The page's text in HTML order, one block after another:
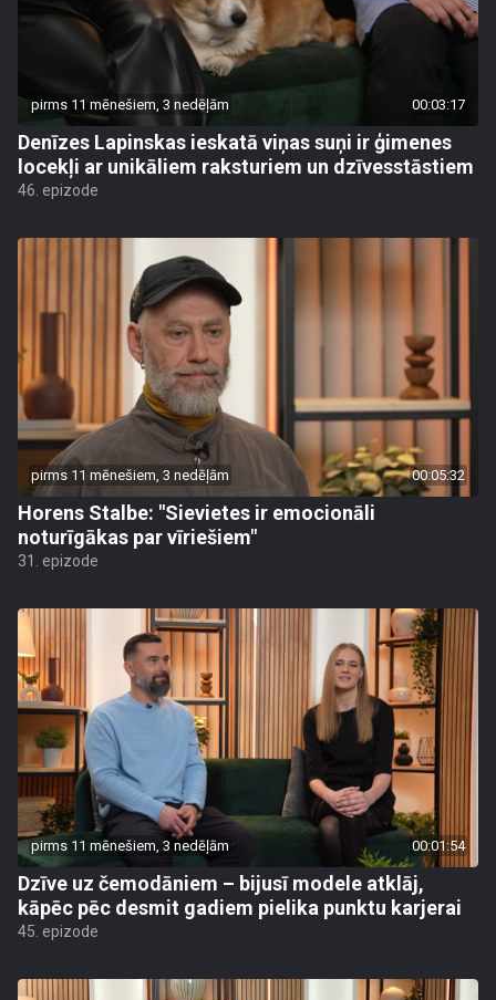
pirms 11 mēnešiem, 3 nedēļām 00:03:17
Denīzes Lapinskas ieskatā viņas suņi ir ģimenes
locekļi ar unikāliem raksturiem un dzīvesstāstiem
46. epizode
pirms 11 mēnešiem, 3 nedēļām 00:05:32
Horens Stalbe: "Sievietes ir emocionāli
noturīgākas par vīriešiem"
31. epizode
pirms 11 mēnešiem, 3 nedēļām 00:01:54
Dzīve uz čemodāniem – bijusī modele atklāj,
kāpēc pēc desmit gadiem pielika punktu karjerai
45. epizode